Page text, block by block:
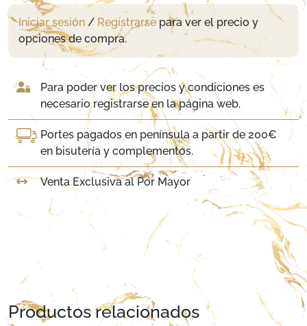
Iniciar sesión / Registrarse para ver el precio y
opciones de compra.
Para poder ver los precios y condiciones es
necesario registrarse en la página web.
Portes pagados en península a partir de 200€
en bisutería y complementos.
Venta Exclusiva al Por Mayor
Productos relacionados